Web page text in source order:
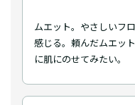
ムエット。やさしいフ
感じる。頼んだムエッ
に肌にのせてみたい。